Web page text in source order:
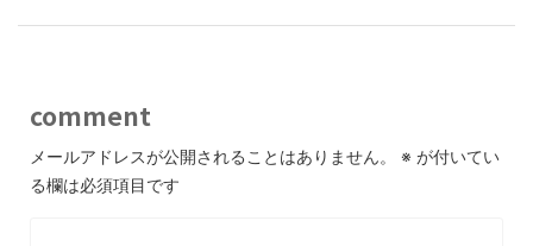
comment
メールアドレスが公開されることはありません。 ※ が付いてい
る欄は必須項目です